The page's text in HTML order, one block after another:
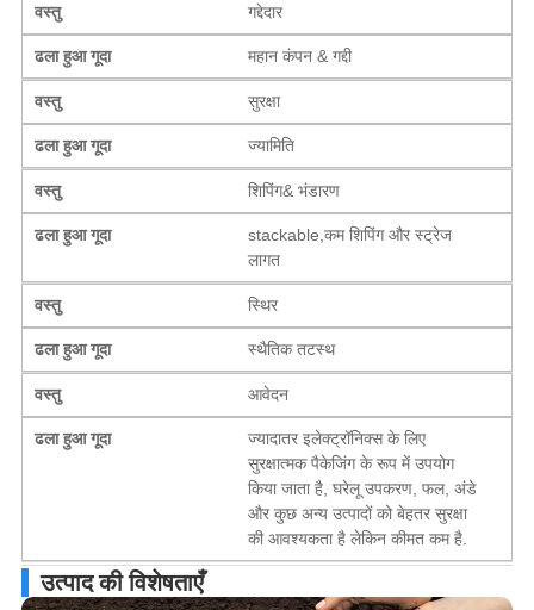
वस्तु गद्देदार
ढला हुआ गूदा महान कंपन & गद्दी
वस्तु सुरक्षा
ढला हुआ गूदा ज्यामिति
वस्तु शिपिंग& भंडारण
ढला हुआ गूदा
stackable,कम शिपिंग और स्ट्रेज
लागत
वस्तु स्थिर
ढला हुआ गूदा स्थैतिक तटस्थ
वस्तु आवेदन
ढला हुआ गूदा
ज्यादातर इलेक्ट्रॉनिक्स के लिए
सुरक्षात्मक पैकेजिंग के रूप में उपयोग
किया जाता है, घरेलू उपकरण, फल, अंडे
और कुछ अन्य उत्पादों को बेहतर सुरक्षा
की आवश्यकता है लेकिन कीमत कम है.
उत्पाद की विशेषताएँ